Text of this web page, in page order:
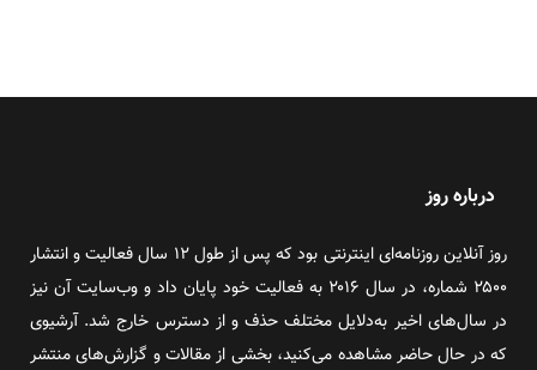
درباره روز
روز آنلاین روزنامه‌ای اینترنتی بود که پس از طول ۱۲ سال فعالیت و انتشار
۲۵۰۰ شماره، در سال ۲۰۱۶ به فعالیت خود پایان داد و وب‌سایت آن نیز
در سال‌های اخیر به‌دلایل مختلف حذف و از دسترس خارج شد. آرشیوی
که در حال حاضر مشاهده می‌کنید، بخشی از مقالات و گزارش‌های منتشر